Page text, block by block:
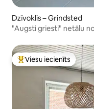
Dzīvoklis – Grindsted
"Augsti griesti" netālu
Populārs viesu iecienīts
Viesu iecienīts